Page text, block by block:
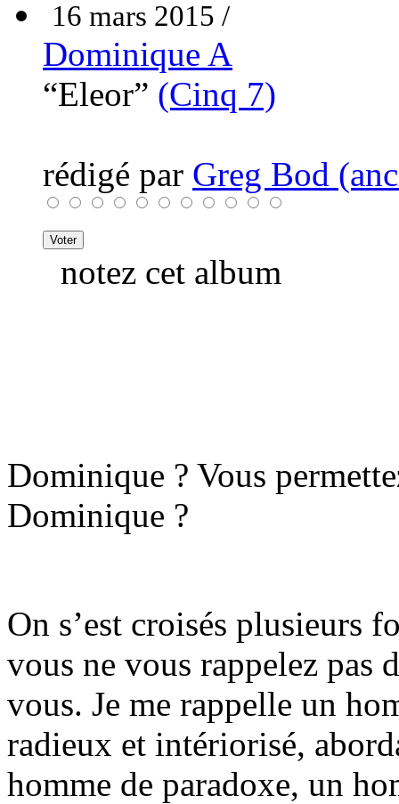
16 mars 2015 /
Dominique A
“Eleor” (Cinq 7)
rédigé par Greg Bod
notez cet album
Dominique ? Vous
Dominique ?
On s’est croisés plusieurs
vous ne vous rappelez pas
vous. Je me rappelle un
radieux et intériorisé,
homme de paradoxe, un